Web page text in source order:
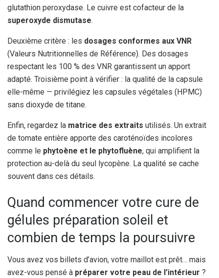
glutathion peroxydase. Le cuivre est cofacteur de la
superoxyde dismutase.
Deuxième critère : les dosages conformes aux VNR
(Valeurs Nutritionnelles de Référence). Des dosages
respectant les 100 % des VNR garantissent un apport
adapté. Troisième point à vérifier : la qualité de la capsule
elle-même — privilégiez les capsules végétales (HPMC)
sans dioxyde de titane.
Enfin, regardez la matrice des extraits utilisés. Un extrait
de tomate entière apporte des caroténoïdes incolores
comme le phytoène et le phytofluène, qui amplifient la
protection au-delà du seul lycopène. La qualité se cache
souvent dans ces détails.
Quand commencer votre cure de
gélules préparation soleil et
combien de temps la poursuivre
Vous avez vos billets d’avion, votre maillot est prêt… mais
avez-vous pensé à préparer votre peau de l’intérieur ?